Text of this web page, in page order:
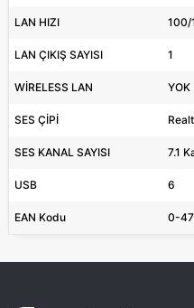
LAN HIZI 100/
LAN ÇIKIŞ SAYISI 1
WİRELESS LAN YOK
SES ÇİPİ
SES KANAL SAYISI 7.1
USB 6
EAN Kodu 0-